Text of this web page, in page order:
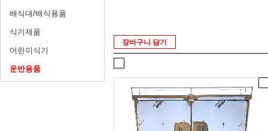
배식대/배식용품
식기제품
어린이식기
운반용품
장바구니 담기